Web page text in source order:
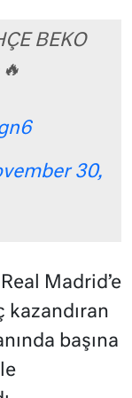
BEKO
30,
Madrid’e
kazandıran
başına